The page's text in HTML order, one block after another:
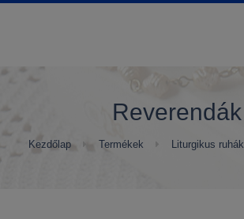
Reverendák
Kezdőlap Termékek Liturgikus ruhák